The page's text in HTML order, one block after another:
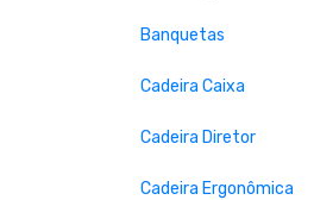
Banquetas
Cadeira Caixa
Cadeira Diretor
Cadeira Ergonômica